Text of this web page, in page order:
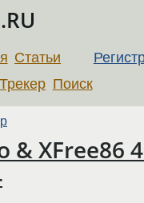
Статьи
Трекер Поиск
& XFree86